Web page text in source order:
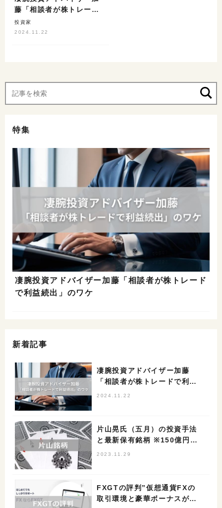
藤「相談者が株トレード
で利益続出」のワケ
投資家
2024.11.22
特集
凄腕投資アドバイザー加藤「相談者が株トレード
で利益続出」のワケ
新着記事
凄腕投資アドバイザー加藤
「相談者が株トレードで利益
続出」のワケ
2024.11.22
片山晃氏（五月）の投資手法
と最新保有銘柄 ※150億円投
資家
2023.11.29
FXGTの評判”仮想通貨FXの
取引環境と豪華ボーナスが決